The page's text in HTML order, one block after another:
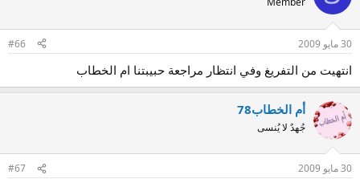
30 مايو 2009 #66
انتهيت من التفريغ وفي انتظار مراجعة حبيبتنا ام الخطاب
أم الخطاب78
جُهدٌ لا يُنسى
30 مايو 2009 #67